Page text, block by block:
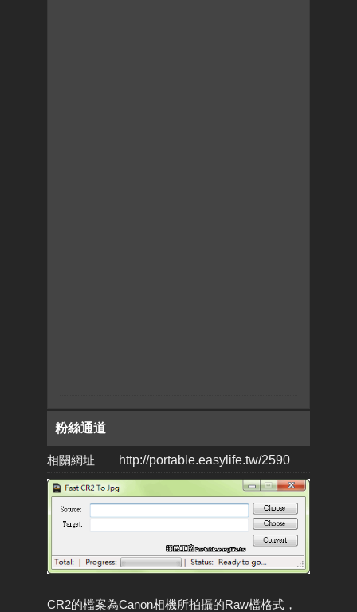
粉絲通道
相關網址 http://portable.easylife.tw/2590
CR2的檔案為Canon相機所拍攝的Raw檔格式，